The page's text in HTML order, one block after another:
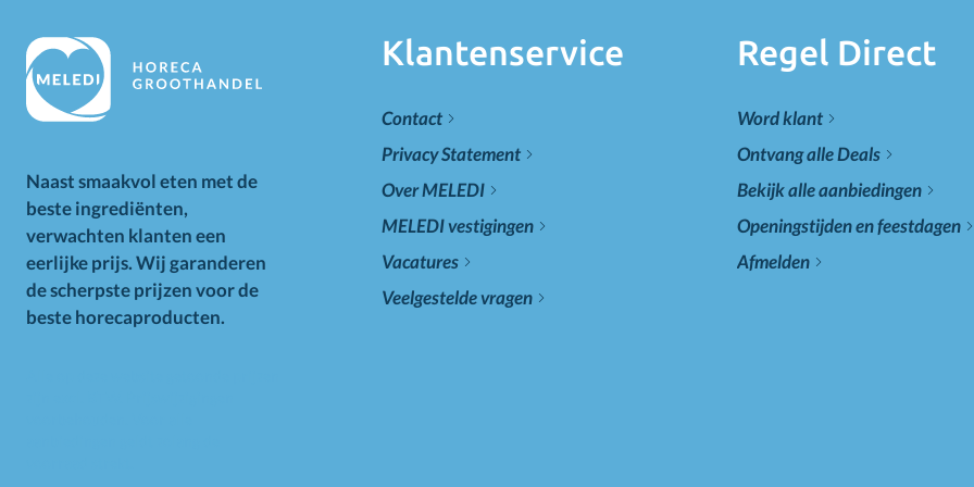
Naast smaakvol eten met de
beste ingrediënten,
verwachten klanten een
eerlijke prijs. Wij garanderen
de scherpste prijzen voor de
beste horecaproducten.
Klantenservice
Contact
Privacy Statement
Over MELEDI
MELEDI vestigingen
Vacatures
Veelgestelde vragen
Regel Direct
Word klant
Ontvang alle Deals
Bekijk alle aanbiedingen
Openingstijden en feestdagen
Afmelden